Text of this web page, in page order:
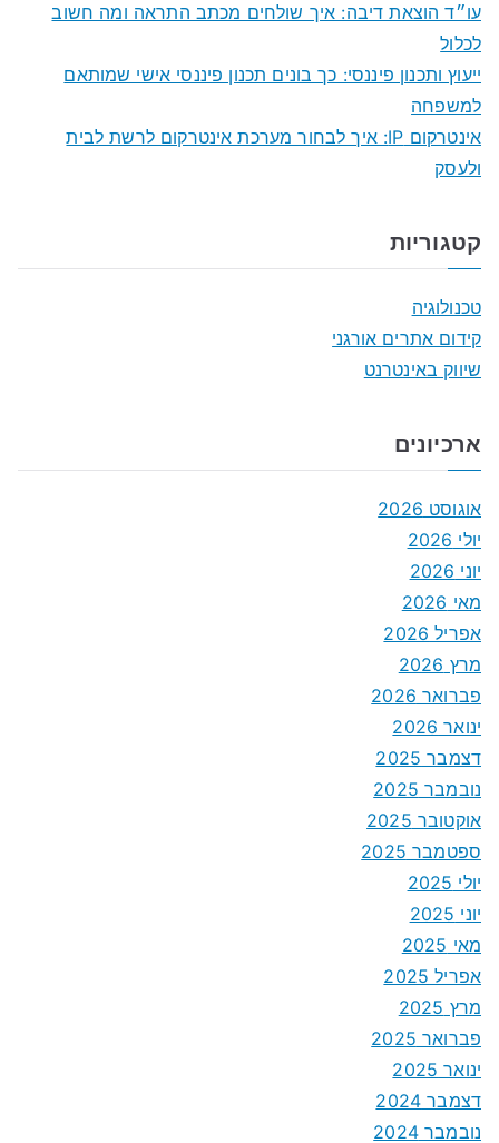
עו״ד הוצאת דיבה: איך שולחים מכתב התראה ומה חשוב
לכלול
ייעוץ ותכנון פיננסי: כך בונים תכנון פיננסי אישי שמותאם
למשפחה
אינטרקום IP: איך לבחור מערכת אינטרקום לרשת לבית
ולעסק
קטגוריות
טכנולוגיה
קידום אתרים אורגני
שיווק באינטרנט
ארכיונים
אוגוסט 2026
יולי 2026
יוני 2026
מאי 2026
אפריל 2026
מרץ 2026
פברואר 2026
ינואר 2026
דצמבר 2025
נובמבר 2025
אוקטובר 2025
ספטמבר 2025
יולי 2025
יוני 2025
מאי 2025
אפריל 2025
מרץ 2025
פברואר 2025
ינואר 2025
דצמבר 2024
נובמבר 2024